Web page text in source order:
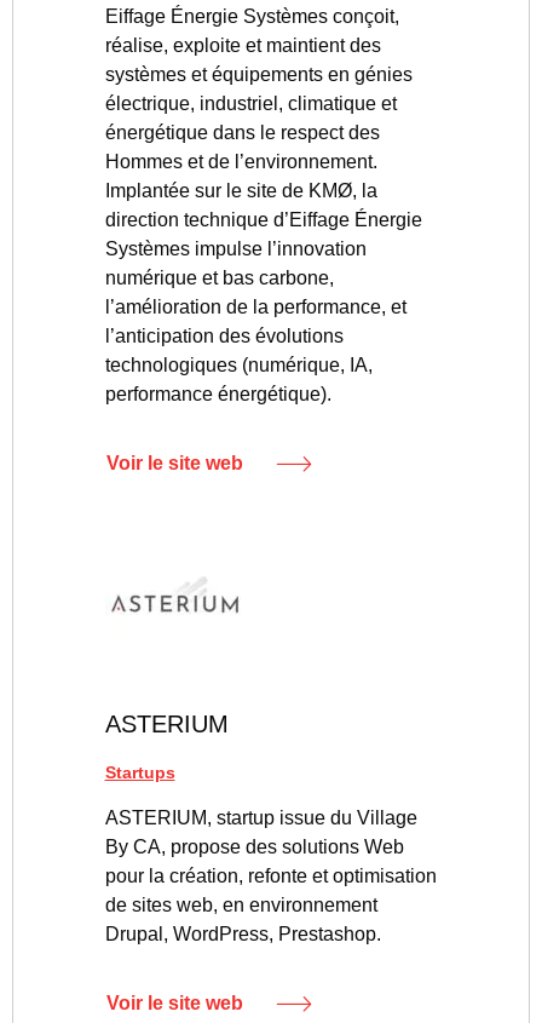
Eiffage Énergie Systèmes conçoit,
réalise, exploite et maintient des
systèmes et équipements en génies
électrique, industriel, climatique et
énergétique dans le respect des
Hommes et de l’environnement.
Implantée sur le site de KMØ, la
direction technique d’Eiffage Énergie
Systèmes impulse l’innovation
numérique et bas carbone,
l’amélioration de la performance, et
l’anticipation des évolutions
technologiques (numérique, IA,
performance énergétique).
Voir le site web
ASTERIUM
Startups
ASTERIUM, startup issue du Village
By CA, propose des solutions Web
pour la création, refonte et optimisation
de sites web, en environnement
Drupal, WordPress, Prestashop.
Voir le site web